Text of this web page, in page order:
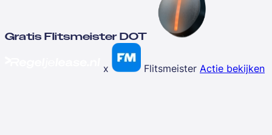
Gratis Flitsmeister DOT
x Flitsmeister Actie bekijken